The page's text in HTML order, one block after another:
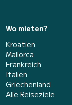
Wo mieten?
Kroatien
Mallorca
Frankreich
Italien
Griechenland
Alle Reiseziele